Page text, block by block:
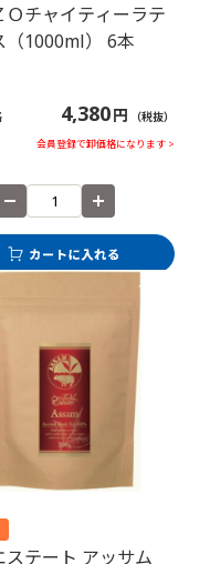
Ｏチャイティーラテ
（1000ml） 6本
4,380円 （税抜）
会員登録で卸価格になります >
ステート アッサム